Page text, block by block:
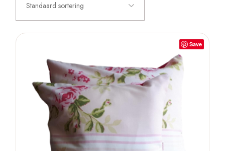
Standaard sortering
Save